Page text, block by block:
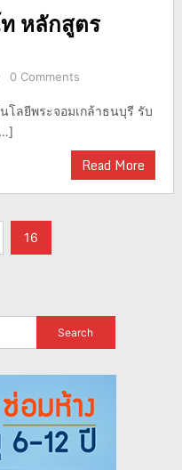
หลักสูตร
0 Comments
โลยีพระจอมเกล้าธนบุรี รับ
Read More
16